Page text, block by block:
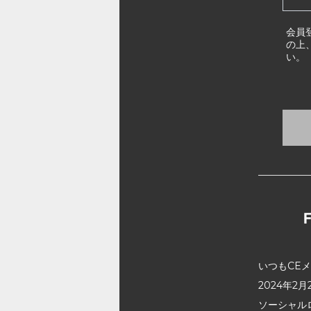
会員
の上
い。
いつもCE
2024年2月
ソーシャ